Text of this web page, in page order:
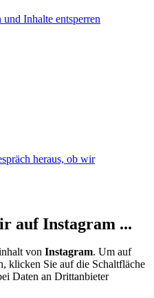
Inhalte entsperren
heraus, ob wir
auf Instagram ...
von Instagram. Um auf
klicken Sie auf die Schaltfläche
Daten an Drittanbieter